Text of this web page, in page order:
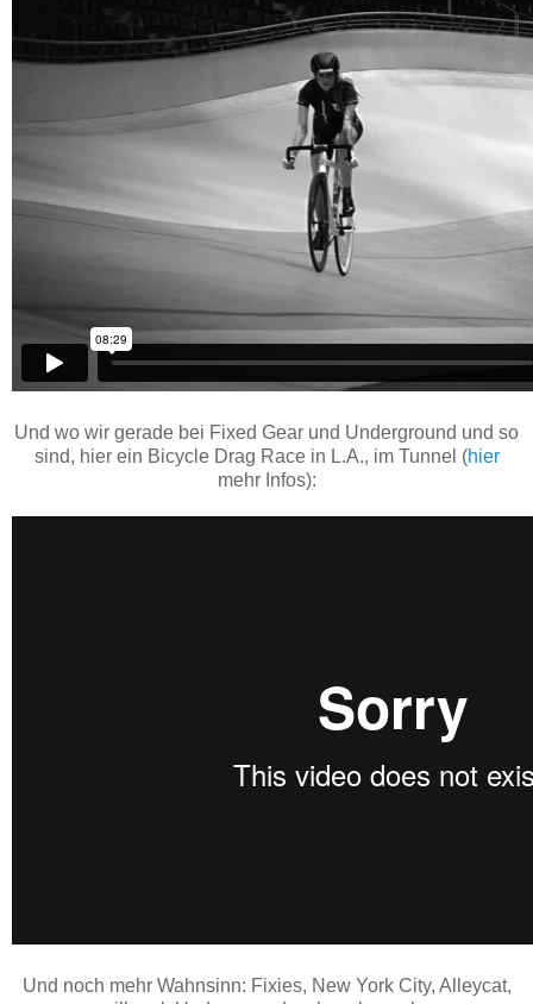
Und wo wir gerade bei Fixed Gear und Underground und so
sind, hier ein Bicycle Drag Race in L.A., im Tunnel (hier
mehr Infos):
Und noch mehr Wahnsinn: Fixies, New York City, Alleycat,